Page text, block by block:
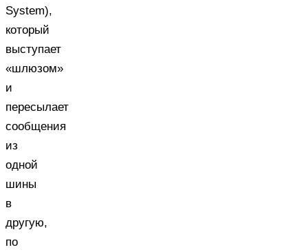
System),
который
выступает
«шлюзом»
и
пересылает
сообщения
из
одной
шины
в
другую,
по